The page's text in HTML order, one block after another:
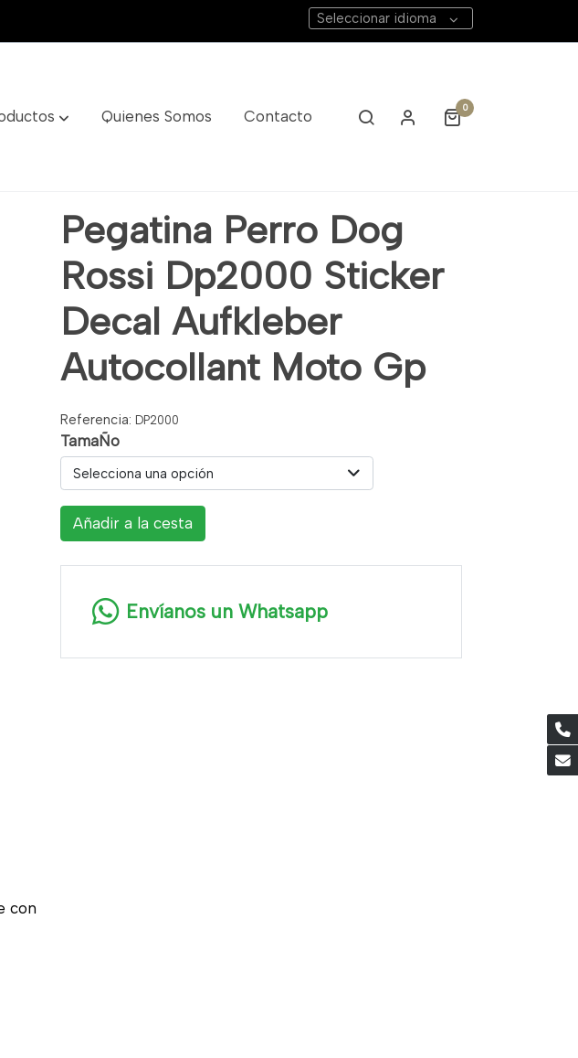
Seleccionar idioma
Quienes Somos Contacto 0
Moto Gp
con
Pegatina Perro Dog
Rossi Dp2000 Sticker
Decal Aufkleber
Autocollant Moto Gp
Referencia: DP2000
TamaÑo
Selecciona una opción
Añadir a la cesta
Envíanos un Whatsapp